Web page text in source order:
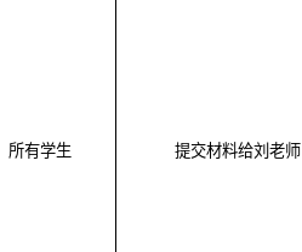
所有学生 提交材料给刘老师